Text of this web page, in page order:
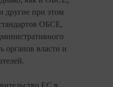
другие при этом
ОБСЕ,
органов власти и